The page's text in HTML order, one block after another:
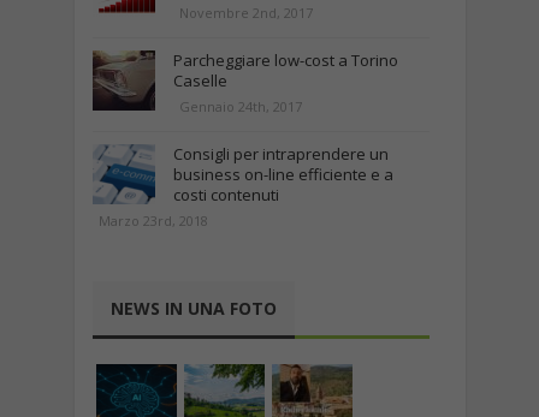
Novembre 2nd, 2017
Parcheggiare low-cost a Torino
Caselle
Gennaio 24th, 2017
Consigli per intraprendere un
business on-line efficiente e a
costi contenuti
Marzo 23rd, 2018
NEWS IN UNA FOTO